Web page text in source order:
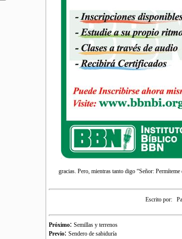
gracias. Pero, mientras tanto digo “Señor:
Escrito por:
Próximo: Semillas y terrenos
Previo: Sendero de sabiduría